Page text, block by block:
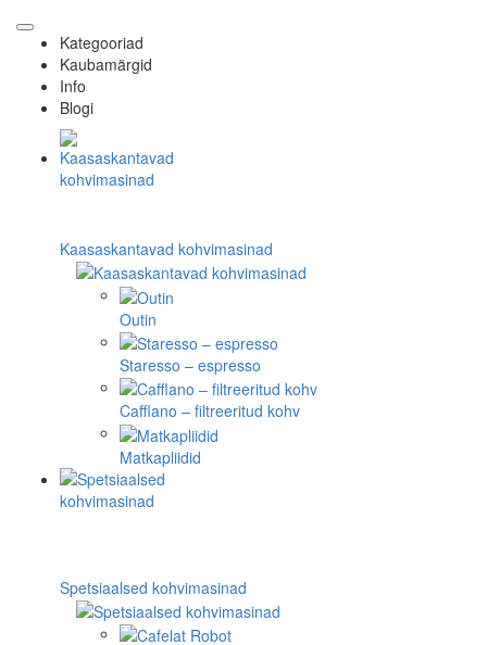
Kategooriad
Kaubamärgid
Info
Blogi
Kaasaskantavad kohvimasinad
Outin
Staresso – espresso
Cafflano – filtreeritud kohv
Matkapliidid
Spetsiaalsed kohvimasinad